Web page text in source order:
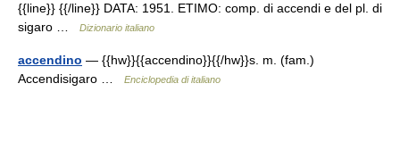
{{line}} {{/line}} DATA: 1951. ETIMO: comp. di accendi e del pl. di
sigaro …
Dizionario italiano
accendino — {{hw}}{{accendino}}{{/hw}}s. m. (fam.)
Accendisigaro …
Enciclopedia di italiano